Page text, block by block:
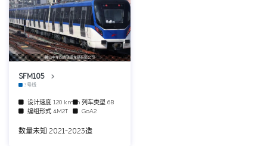
佛山中车四方轨道车辆有限公司
SFM105
3号线
设计速度 120 km/h列车类型 6B
编组形式 4M2T GoA2
数量未知 2021-2023造